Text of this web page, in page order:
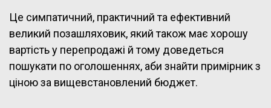
Це симпатичний, практичний та ефективний
великий позашляховик, який також має хорошу
вартість у перепродажі й тому доведеться
пошукати по оголошеннях, аби знайти примірник з
ціною за вищевстановлений бюджет.